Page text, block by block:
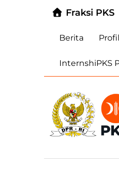
Fraksi PKS
Berita Profil
InternshiPKS